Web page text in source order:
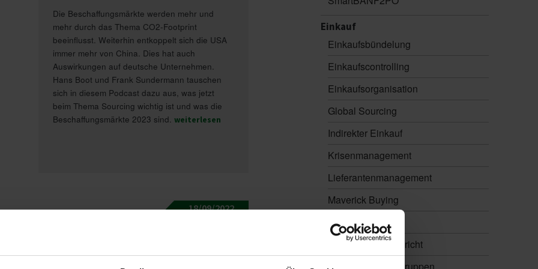
Die Beschaffungsmärkte werden mehr und
mehr durch das Thema CO2-Footprint
beeinflusst. Weiterhin entkoppelt sich die USA
immer mehr von China. Dies hat auch
Auswirkungen auf deutsche Unternehmen.
Hans Boot und Frank Sundermann tauschen
sich in diesem Podcast dazu aus, was jetzt
beim Thema Sourcing wichtig ist und was die
Beschaffungsmärkte 2023 sind. weiterlesen
18/09/2022
Einkauf
Einkaufsbündelung
Einkaufscontrolling
Einkaufsorganisation
Global Sourcing
Indirekter Einkauf
Krisenmanagement
Lieferantenmanagement
Maverick Buying
Nachhaltigkeit
Nachhaltigkeitsbericht